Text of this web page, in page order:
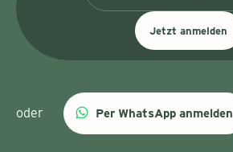
Jetzt anmelden
oder Per WhatsApp anmelden